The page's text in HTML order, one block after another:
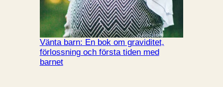
Vänta barn: En bok om graviditet,
förlossning och första tiden med
barnet